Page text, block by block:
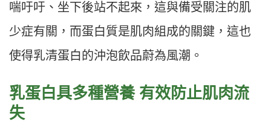
喘吁吁、坐下後站不起來，這與備受關注的肌
少症有關，而蛋白質是肌肉組成的關鍵，這也
使得乳清蛋白的沖泡飲品蔚為風潮。
乳蛋白具多種營養 有效防止肌肉流
失